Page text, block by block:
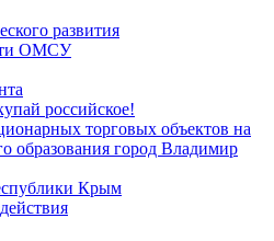
развития
ОМСУ
российское!
торговых объектов на
образования город Владимир
Крым